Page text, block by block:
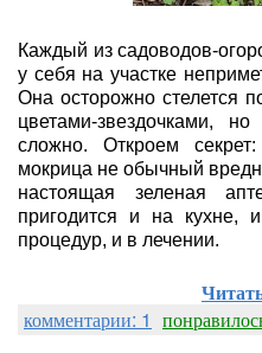
Каждый из садоводов-
у себя на участке
Она осторожно стелется
цветами-звездочками,
сложно. Откроем
мокрица не обычный
настоящая зеленая
пригодится и на
процедур, и в лечении.
комментарии: 1